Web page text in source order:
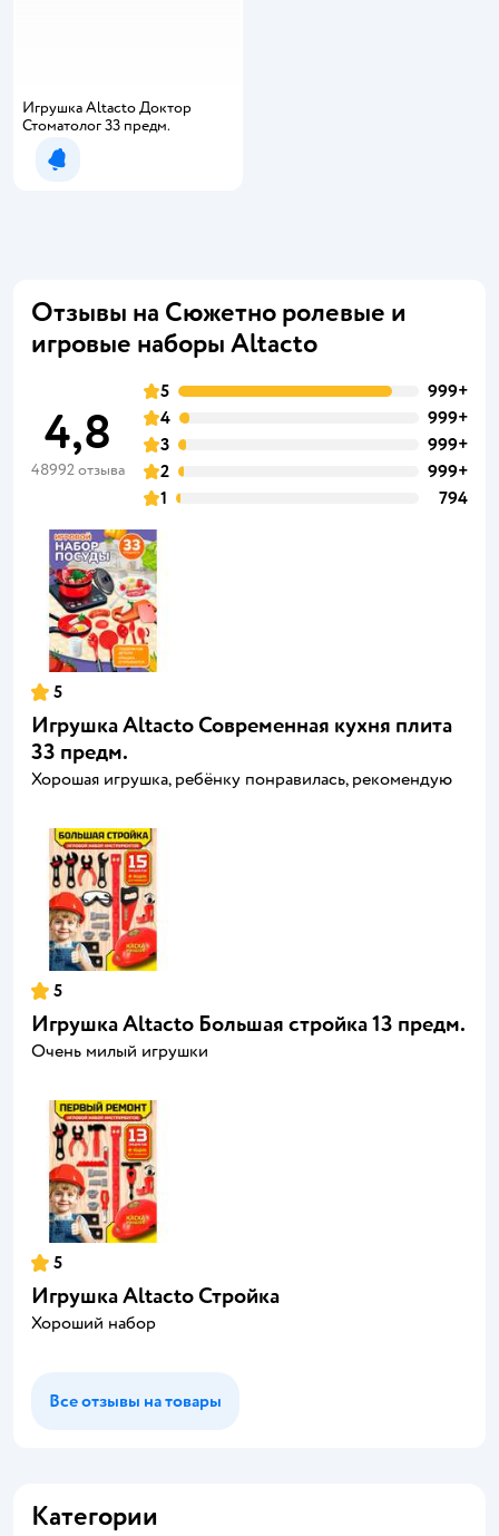
Игрушка Altacto Доктор
Стоматолог 33 предм.
Уведомить о появлении
Отзывы на Сюжетно ролевые и
игровые наборы Altacto
4,8
48992 отзыва
5
999+
4
999+
3
999+
2
999+
1
794
5
Игрушка Altacto Современная кухня плита
33 предм.
Хорошая игрушка, ребёнку понравилась, рекомендую
5
Игрушка Altacto Большая стройка 13 предм.
Очень милый игрушки
5
Игрушка Altacto Стройка
Хороший набор
Все отзывы на товары
Категории